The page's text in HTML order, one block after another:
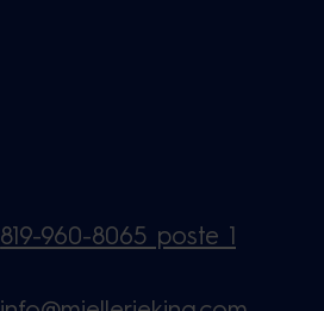
819-960-8065 poste 1